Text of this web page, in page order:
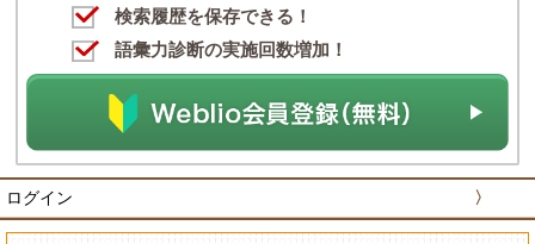
検索履歴を保存できる！
語彙力診断の実施回数増加！
ログイン 〉